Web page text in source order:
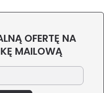
OFERTĘ NA
MAILOWĄ